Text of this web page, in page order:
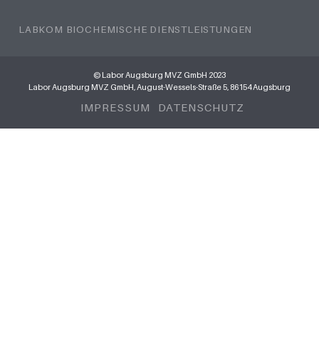
© Labor Augsburg MVZ GmbH 2023
Labor Augsburg MVZ GmbH, August-Wessels-Straße 5, 86154 Augsburg
IMPRESSUM DATENSCHUTZ
LABKOM BIOCHEMISCHE DIENSTLEISTUNGEN